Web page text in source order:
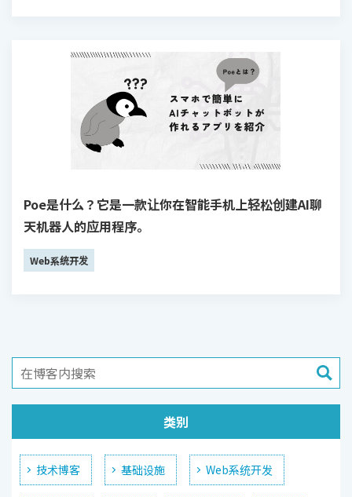
Poe是什么？它是一款让你在智能手机上轻松创建AI聊
天机器人的应用程序。
Web系统开发
类别
技术博客 基础设施 Web系统开发